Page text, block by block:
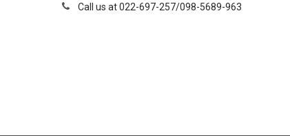
Call us at 022-697-257/098-5689-963